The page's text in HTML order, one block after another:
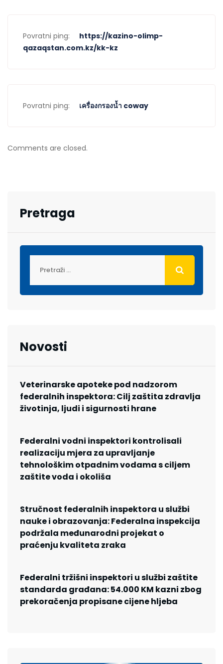
Povratni ping:
https://kazino-olimp-
qazaqstan.com.kz/kk-kz
Povratni ping: เครื่องกรองน้ำ coway
Comments are closed.
Pretraga
Novosti
Veterinarske apoteke pod nadzorom
federalnih inspektora: Cilj zaštita zdravlja
životinja, ljudi i sigurnosti hrane
Federalni vodni inspektori kontrolisali
realizaciju mjera za upravljanje
tehnološkim otpadnim vodama s ciljem
zaštite voda i okoliša
Stručnost federalnih inspektora u službi
nauke i obrazovanja: Federalna inspekcija
podržala međunarodni projekat o
praćenju kvaliteta zraka
Federalni tržišni inspektori u službi zaštite
standarda građana: 54.000 KM kazni zbog
prekoračenja propisane cijene hljeba